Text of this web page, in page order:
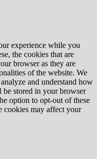
experience while you
the cookies that are
browser as they are
of the website. We
and understand how
be stored in your browser
option to opt-out of these
cookies may affect your